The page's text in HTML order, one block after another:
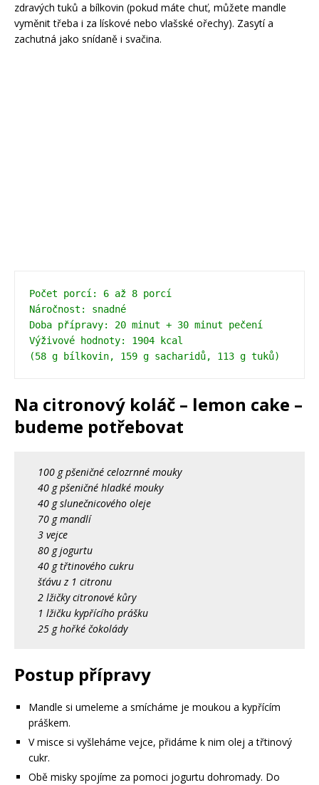
zdravých tuků a bílkovin (pokud máte chuť, můžete mandle
vyměnit třeba i za lískové nebo vlašské ořechy). Zasytí a
zachutná jako snídaně i svačina.
Počet porcí: 6 až 8 porcí
Náročnost: snadné
Doba přípravy: 20 minut + 30 minut pečení
Výživové hodnoty: 1904 kcal
(58 g bílkovin, 159 g sacharidů, 113 g tuků)
Na citronový koláč – lemon cake –
budeme potřebovat
100 g pšeničné celozrnné mouky
40 g pšeničné hladké mouky
40 g slunečnicového oleje
70 g mandlí
3 vejce
80 g jogurtu
40 g třtinového cukru
šťávu z 1 citronu
2 lžičky citronové kůry
1 lžičku kypřícího prášku
25 g hořké čokolády
Postup přípravy
Mandle si umeleme a smícháme je moukou a kypřícím
práškem.
V misce si vyšleháme vejce, přidáme k nim olej a třtinový
cukr.
Obě misky spojíme za pomoci jogurtu dohromady. Do